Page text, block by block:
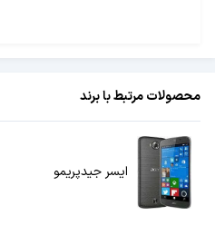
محصولات مرتبط با برند
ایسر جیدپریمو